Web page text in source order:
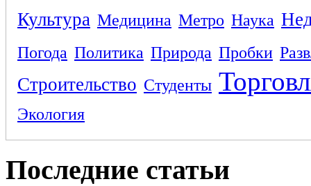
Культура Медицина Метро Наука
Погода Политика Природа Пробки
Строительство Студенты
Экология
Последние статьи